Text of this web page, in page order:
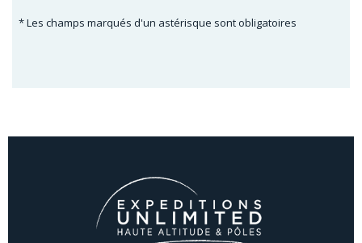
* Les champs marqués d'un astérisque sont obligatoires